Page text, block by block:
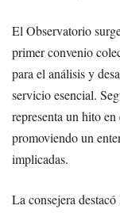
El Observatorio
primer convenio
para el análisis y
servicio esencial.
representa un hito
promoviendo un
implicadas.
La consejera